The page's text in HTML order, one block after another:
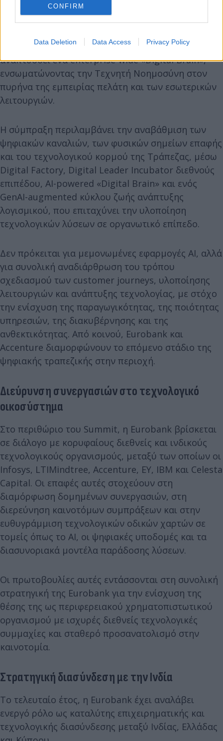
CONFIRM
Data Deletion Data Access Privacy Policy
“Digital Brain” και οργανωτικός
μετασχηματισμός
Σε συνεργασία με την Accenture, η Eurobank
αναπτύσσει ένα enterprise-wide «Digital Brain»,
ενσωματώνοντας την Τεχνητή Νοημοσύνη στον
πυρήνα της εμπειρίας πελάτη και των εσωτερικών
λειτουργιών.
Η σύμπραξη περιλαμβάνει την αναβάθμιση των
ψηφιακών καναλιών, των φυσικών σημείων επαφής
και του τεχνολογικού κορμού της Τράπεζας, μέσω
Digital Factory, Digital Leader Incubator διεθνούς
επιπέδου, AI-powered «Digital Brain» και ενός
GenAI-augmented κύκλου ζωής ανάπτυξης
λογισμικού, που επιταχύνει την υλοποίηση
τεχνολογικών λύσεων σε οργανωτικό επίπεδο.
Δεν πρόκειται για μεμονωμένες εφαρμογές AI, αλλά
για συνολική αναδιάρθρωση του τρόπου
σχεδιασμού των customer journeys, υλοποίησης
λειτουργιών και ανάπτυξης τεχνολογίας, με στόχο
την ενίσχυση της παραγωγικότητας, της ποιότητας
υπηρεσιών, της διακυβέρνησης και της
ανθεκτικότητας. Από κοινού, Eurobank και
Accenture διαμορφώνουν το επόμενο στάδιο της
ψηφιακής τραπεζικής στην περιοχή.
Διεύρυνση συνεργασιών στο τεχνολογικό
οικοσύστημα
Στο περιθώριο του Summit, η Eurobank βρίσκεται
σε διάλογο με κορυφαίους διεθνείς και ινδικούς
τεχνολογικούς οργανισμούς, μεταξύ των οποίων οι
Infosys, LTIMindtree, Accenture, EY, IBM και Celesta
Capital. Οι επαφές αυτές στοχεύουν στη
διαμόρφωση δομημένων συνεργασιών, στη
διερεύνηση καινοτόμων συμπράξεων και στην
ευθυγράμμιση τεχνολογικών οδικών χαρτών σε
τομείς όπως το AI, οι ψηφιακές υποδομές και τα
διασυνοριακά μοντέλα παράδοσης λύσεων.
Οι πρωτοβουλίες αυτές εντάσσονται στη συνολική
στρατηγική της Eurobank για την ενίσχυση της
θέσης της ως περιφερειακού χρηματοπιστωτικού
οργανισμού με ισχυρές διεθνείς τεχνολογικές
συμμαχίες και σταθερό προσανατολισμό στην
καινοτομία.
Στρατηγική διασύνδεση με την Ινδία
Το τελευταίο έτος, η Eurobank έχει αναλάβει
ενεργό ρόλο ως καταλύτης επιχειρηματικής και
τεχνολογικής διασύνδεσης μεταξύ Ινδίας, Ελλάδας